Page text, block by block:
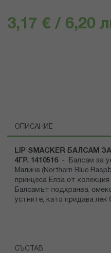
3,17 € / 6,20
ОПИСАНИЕ
LIP SMACKER БАЛСАМ
4ГР. 1410516- Балсам за
Малина (Northern Blue
принцеса Елза от
Балсамът подхранва,
устните, като придава
СЪСТАВ